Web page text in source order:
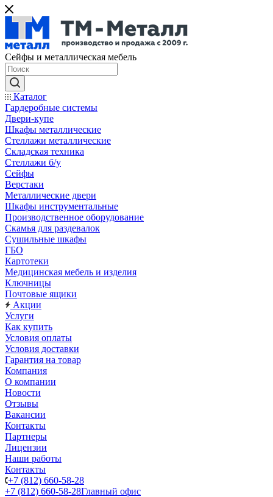
Сейфы и металлическая мебель
Каталог
Гардеробные системы
Двери-купе
Шкафы металлические
Стеллажи металлические
Складская техника
Стеллажи б/у
Сейфы
Верстаки
Металлические двери
Шкафы инструментальные
Производственное оборудование
Скамья для раздевалок
Сушильные шкафы
ГБО
Картотеки
Медицинская мебель и изделия
Ключницы
Почтовые ящики
Акции
Услуги
Как купить
Условия оплаты
Условия доставки
Гарантия на товар
Компания
О компании
Новости
Отзывы
Вакансии
Контакты
Партнеры
Лицензии
Наши работы
Контакты
+7 (812) 660-58-28
+7 (812) 660-58-28Главный офис